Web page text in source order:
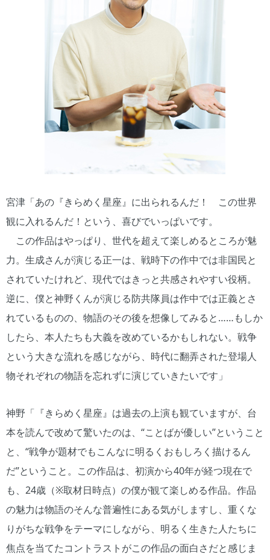
宮津「あの『きらめく星座』に出られるんだ！ この世界
観に入れるんだ！という、喜びでいっぱいです。
この作品はやっぱり、世代を超えて楽しめるところが魅
力。生成さんが演じる正一は、戦時下の作中では非国民と
されていたけれど、現代ではきっと共感されやすい役柄。
逆に、僕と神野くんが演じる防共隊員は作中では正義とさ
れているものの、物語のその後を想像してみると……もしか
したら、本人たちも大義を改めているかもしれない。戦争
という大きな流れを感じながら、時代に翻弄された登場人
物それぞれの物語を忘れずに演じていきたいです」
神野「『きらめく星座』は過去の上演も観ていますが、台
本を読んで改めて驚いたのは、“ことばが優しい”ということ
と、“戦争が題材でもこんなに明るくおもしろく描けるん
だ”ということ。この作品は、初演から40年が経つ現在で
も、24歳（※取材日時点）の僕が観て楽しめる作品。作品
の魅力は物語のそんな普遍性にある気がしますし、重くな
りがちな戦争をテーマにしながら、明るく生きた人たちに
焦点を当てたコントラストがこの作品の面白さだと感じま